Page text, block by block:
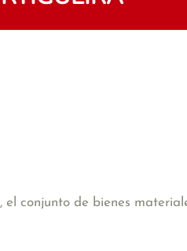
conjunto de bienes